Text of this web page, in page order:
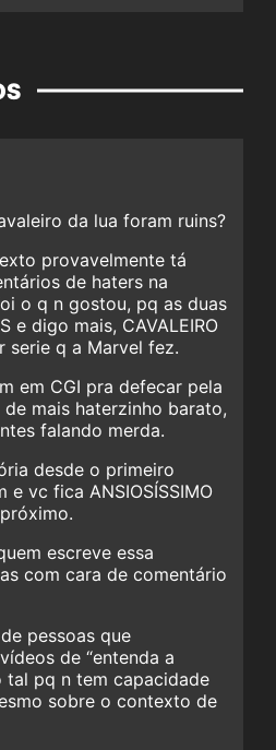
da lua foram ruins?
provavelmente tá
de haters na
o q n gostou, pq as duas
e digo mais, CAVALEIRO
serie q a Marvel fez.
em CGI pra defecar pela
mais haterzinho barato,
falando merda.
desde o primeiro
vc fica ANSIOSÍSSIMO
escreve essa
com cara de comentário
pessoas que
de “entenda a
tal pq n tem capacidade
sobre o contexto de